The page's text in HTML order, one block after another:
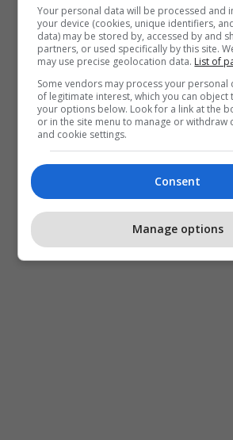
Your personal data will be processed and
your device (cookies, unique identifiers,
data) may be stored by, accessed by and
partners, or used specifically by this site.
may use precise geolocation data. List of
Some vendors may process your personal
of legitimate interest, which you can object
your options below. Look for a link at the
or in the site menu to manage or withdraw
and cookie settings.
Consent
Manage options